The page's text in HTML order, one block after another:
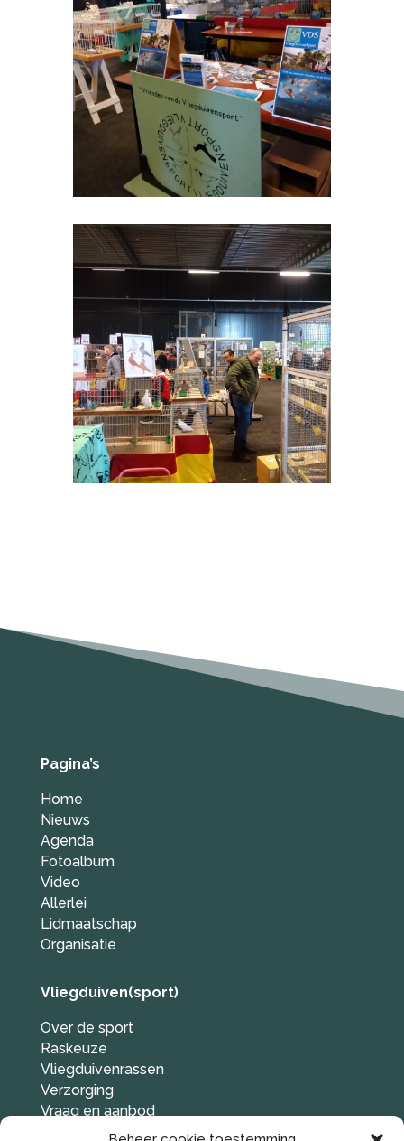
Pagina’s
Home
Nieuws
Agenda
Fotoalbum
Video
Allerlei
Lidmaatschap
Organisatie
Vliegduiven(sport)
Over de sport
Raskeuze
Vliegduivenrassen
Verzorging
Vraag en aanbod
Duif gevonden?